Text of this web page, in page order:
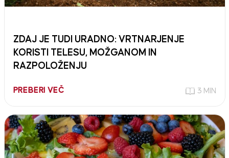
ZDAJ JE TUDI URADNO: VRTNARJENJE
KORISTI TELESU, MOŽGANOM IN
RAZPOLOŽENJU
PREBERI VEČ 3 MIN